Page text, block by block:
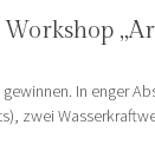
In enger
zwei